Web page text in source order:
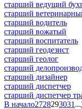
старший ведущий
старший
старший водитель
старший вожатый
старший воспитатель
старший геодезист
старший геолог
старший
старший дизайнер
старший диспетчер
старший диспетчер
В начало2728293031 ...